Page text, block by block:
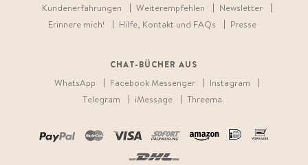
Kundenerfahrungen
Weiterempfehlen
Newsletter
Erinnere mich!
Hilfe, Kontakt und FAQs Presse
CHAT-BÜCHER AUS
WhatsApp Facebook Messenger
Instagram
Telegram
iMessage Threema